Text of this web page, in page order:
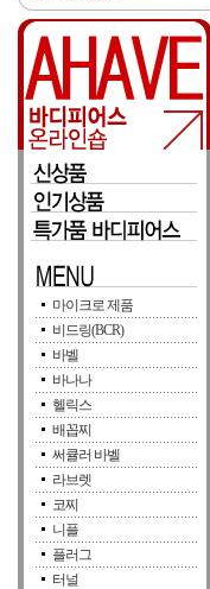
마이크로 제품
비드링(BCR)
바벨
바나나
헬릭스
배꼽찌
써큘러 바벨
라브렛
코찌
니플
플러그
터널